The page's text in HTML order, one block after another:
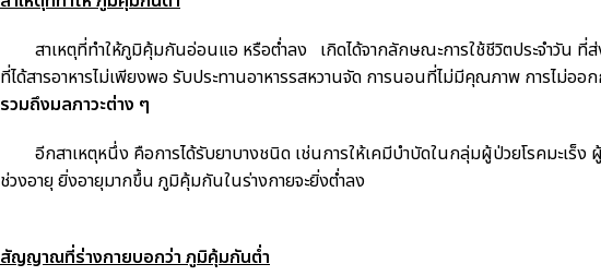
สาเหตุที่ทำให้ภูมิคุ้มกันอ่อนแอ หรือต่ำลง เกิดได้จากลักษณะการใช้ชีวิตประจำวัน ที่ส่ง
ที่ได้สารอาหารไม่เพียงพอ รับประทานอาหารรสหวานจัด การนอนที่ไม่มีคุณภาพ การไม่อ
รวมถึงมลภาวะต่าง ๆ
อีกสาเหตุหนึ่ง คือการได้รับยาบางชนิด เช่นการให้เคมีบำบัดในกลุ่มผู้ป่วยโรคมะเร็ง
ช่วงอายุ ยิ่งอายุมากขึ้น ภูมิคุ้มกันในร่างกายจะยิ่งต่ำลง
สัญญาณที่ร่างกายบอกว่า ภูมิคุ้มกันต่ำ